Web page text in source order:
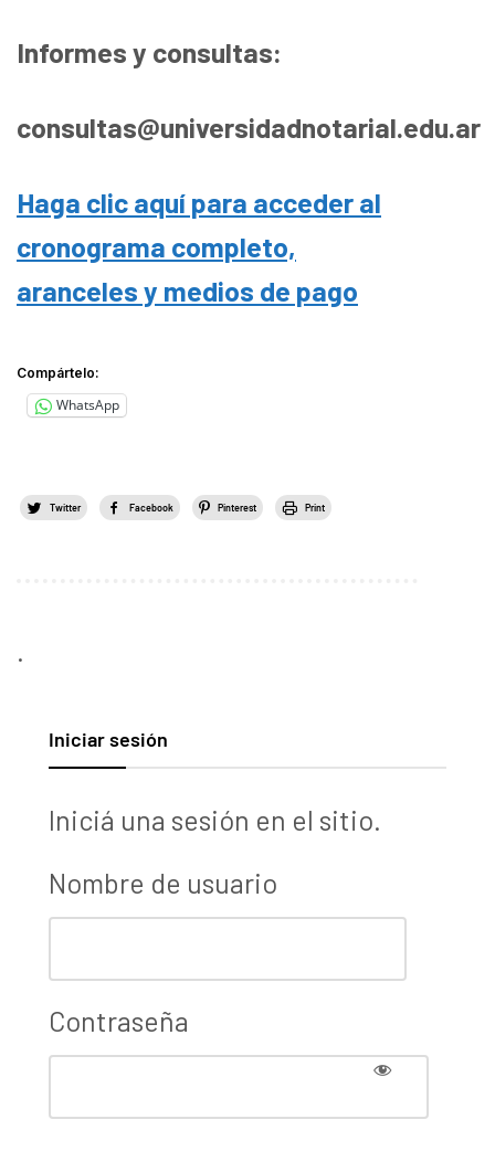
Informes y consultas:
consultas@universidadnotarial.edu.ar
Haga clic aquí para acceder al
cronograma completo,
aranceles y medios de pago
Compártelo:
WhatsApp
Twitter Facebook Pinterest Print
.
Iniciar sesión
Iniciá una sesión en el sitio.
Nombre de usuario
Contraseña